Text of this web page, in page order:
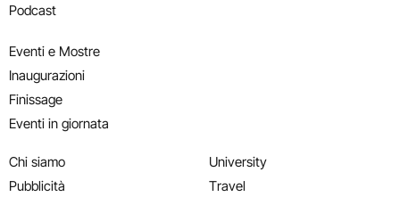
Podcast
Eventi e Mostre
Inaugurazioni
Finissage
Eventi in giornata
Chi siamo
Pubblicità
University
Travel